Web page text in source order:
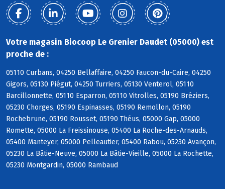
Votre magasin Biocoop Le Grenier Daudet (05000) est
proche de :
05110 Curbans, 04250 Bellaffaire, 04250 Faucon-du-Caire, 04250
Gigors, 05130 Piégut, 04250 Turriers, 05130 Venterol, 05110
Barcillonnette, 05110 Esparron, 05110 Vitrolles, 05190 Bréziers,
05230 Chorges, 05190 Espinasses, 05190 Remollon, 05190
Rochebrune, 05190 Rousset, 05190 Théus, 05000 Gap, 05000
Romette, 05000 La Freissinouse, 05400 La Roche-des-Arnauds,
05400 Manteyer, 05000 Pelleautier, 05400 Rabou, 05230 Avançon,
05230 La Bâtie-Neuve, 05000 La Bâtie-Vieille, 05000 La Rochette,
05230 Montgardin, 05000 Rambaud